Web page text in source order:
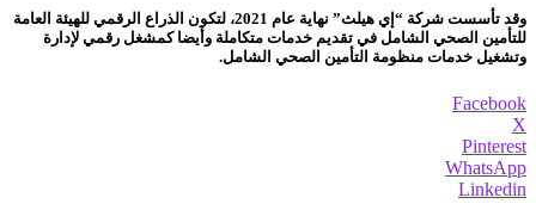
وقد تأسست شركة “إي هيلث” نهاية عام 2021، لتكون الذراع الرقمي للهيئة العامة
للتأمين الصحي الشامل في تقديم خدمات متكاملة وأيضا كمشغل رقمي لإدارة
وتشغيل خدمات منظومة التأمين الصحي الشامل.
Facebook
X
Pinterest
WhatsApp
Linkedin